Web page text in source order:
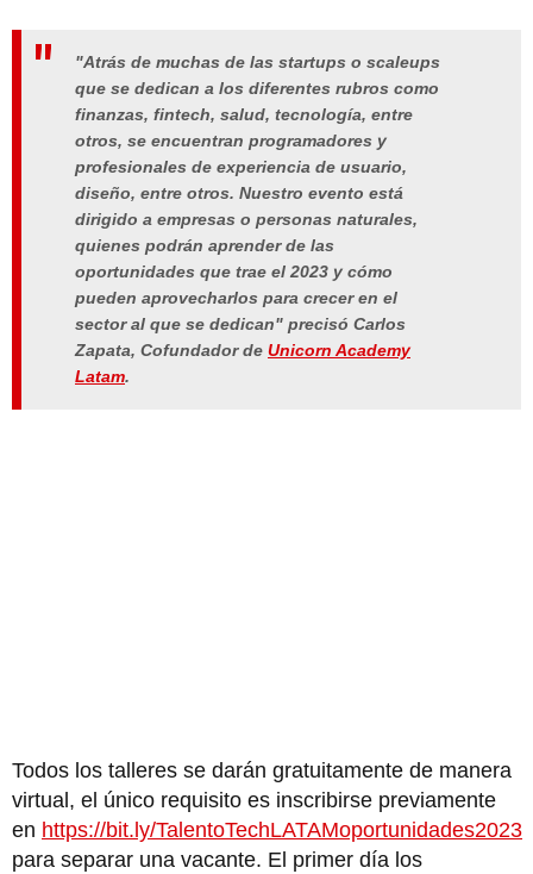
"Atrás de muchas de las startups o scaleups
que se dedican a los diferentes rubros como
finanzas, fintech, salud, tecnología, entre
otros, se encuentran programadores y
profesionales de experiencia de usuario,
diseño, entre otros. Nuestro evento está
dirigido a empresas o personas naturales,
quienes podrán aprender de las
oportunidades que trae el 2023 y cómo
pueden aprovecharlos para crecer en el
sector al que se dedican" precisó Carlos
Zapata, Cofundador de Unicorn Academy
Latam.
Todos los talleres se darán gratuitamente de manera
virtual, el único requisito es inscribirse previamente
en https://bit.ly/TalentoTechLATAMoportunidades2023
para separar una vacante. El primer día los